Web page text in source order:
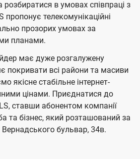
ч
е
н
я
розбиратися в умовах співпраці з
телекомунікаційні
прозорих умовах за
планами.
має дуже розгалужену
покривати всі райони та масиви
якісне стабільне інтернет-
цінами. Приєднатися до
ставши абонентом компанії
та бізнес, який розташований за
бульвар, 34в.